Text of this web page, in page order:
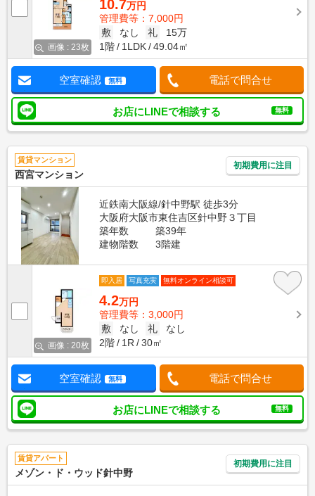
画像 : 23枚
10.7万円
管理費等：7,000円
敷
なし 礼
15万
1階
1LDK 49.04㎡
空室確認 無料 電話で問合せ
お店にLINEで相談する 無料
賃貸マンション
西宮マンション
初期費用に注目
近鉄南大阪線/針中野駅 徒歩3分
大阪府大阪市東住吉区針中野３丁目
築年数
築39年
建物階数
3階建
画像 : 20枚
即入居 写真充実 無料オンライン相談可
4.2万円
管理費等：3,000円
敷
なし 礼
なし
2階
1R 30㎡
空室確認 無料 電話で問合せ
お店にLINEで相談する 無料
賃貸アパート
メゾン・ド・ウッド針中野
初期費用に注目